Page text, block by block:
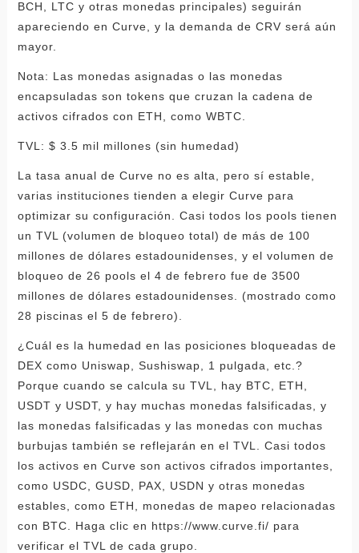
BCH, LTC y otras monedas principales) seguirán
apareciendo en Curve, y la demanda de CRV será aún
mayor.
Nota: Las monedas asignadas o las monedas
encapsuladas son tokens que cruzan la cadena de
activos cifrados con ETH, como WBTC.
TVL: $ 3.5 mil millones (sin humedad)
La tasa anual de Curve no es alta, pero sí estable,
varias instituciones tienden a elegir Curve para
optimizar su configuración. Casi todos los pools tienen
un TVL (volumen de bloqueo total) de más de 100
millones de dólares estadounidenses, y el volumen de
bloqueo de 26 pools el 4 de febrero fue de 3500
millones de dólares estadounidenses. (mostrado como
28 piscinas el 5 de febrero).
¿Cuál es la humedad en las posiciones bloqueadas de
DEX como Uniswap, Sushiswap, 1 pulgada, etc.?
Porque cuando se calcula su TVL, hay BTC, ETH,
USDT y USDT, y hay muchas monedas falsificadas, y
las monedas falsificadas y las monedas con muchas
burbujas también se reflejarán en el TVL. Casi todos
los activos en Curve son activos cifrados importantes,
como USDC, GUSD, PAX, USDN y otras monedas
estables, como ETH, monedas de mapeo relacionadas
con BTC. Haga clic en https://www.curve.fi/ para
verificar el TVL de cada grupo.